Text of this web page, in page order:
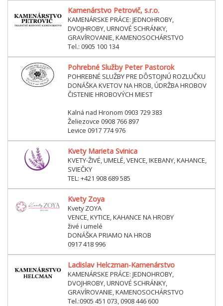
Kamenárstvo Petrovič, s.r.o.
KAMENÁRSKE PRÁCE: JEDNOHROBY,
DVOJHROBY, URNOVÉ SCHRÁNKY,
GRAVÍROVANIE, KAMENOSOCHÁRSTVO
Tel.: 0905 100 134
Pohrebné Služby Peter Pastorok
POHREBNÉ SLUŽBY PRE DÔSTOJNÚ ROZLUČKU
DONÁŠKA KVETOV NA HROB, ÚDRŽBA HROBOV
ČISTENIE HROBOVÝCH MIEST
Kalná nad Hronom 0903 729 383
Želiezovce 0908 766 897
Levice 0917 774 976
Kvety Marieta Svinica
KVETY-ŽIVÉ, UMELÉ, VENCE, IKEBANY, KAHANCE,
SVIEČKY
TEL: +421 908 689 585
Kvety Zoya
Kvety ZOYA
VENCE, KYTICE, KAHANCE NA HROBY
živé i umelé
DONÁŠKA PRIAMO NA HROB
0917 418 996
Ladislav Helczman-Kamenárstvo
KAMENÁRSKE PRÁCE: JEDNOHROBY,
DVOJHROBY, URNOVÉ SCHRÁNKY,
GRAVÍROVANIE, KAMENOSOCHÁRSTVO
Tel.:0905 451 073, 0908 446 600